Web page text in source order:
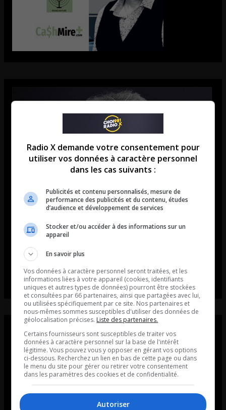
Radio X demande votre consentement pour
utiliser vos données à caractère personnel
dans les cas suivants :
Publicités et contenu personnalisés, mesure de
performance des publicités et du contenu, études
d’audience et développement de services
Stocker et/ou accéder à des informations sur un
appareil
En savoir plus
Vos données à caractère personnel seront traitées, et les
informations liées à votre appareil (cookies, identifiants
uniques et autres types de données) pourront être stockées
et consultées par 66 partenaires, ainsi que partagées avec lui,
ou utilisées spécifiquement par ce site. Nos partenaires et
nous-mêmes sommes susceptibles d'utiliser des données de
géolocalisation précises. Liste des partenaires.
Certains fournisseurs sont susceptibles de traiter vos
données à caractère personnel sur la base de l'intérêt
légitime. Vous pouvez vous y opposer en gérant vos options
ci-dessous. Recherchez un lien en bas de cette page ou dans
le menu du site pour gérer ou retirer votre consentement
dans les paramètres des cookies et de confidentialité.
Autoriser